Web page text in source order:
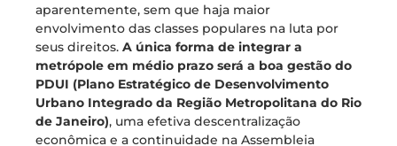
aparentemente, sem que haja maior
envolvimento das classes populares na luta por
seus direitos. A única forma de integrar a
metrópole em médio prazo será a boa gestão do
PDUI (Plano Estratégico de Desenvolvimento
Urbano Integrado da Região Metropolitana do Rio
de Janeiro), uma efetiva descentralização
econômica e a continuidade na Assembleia